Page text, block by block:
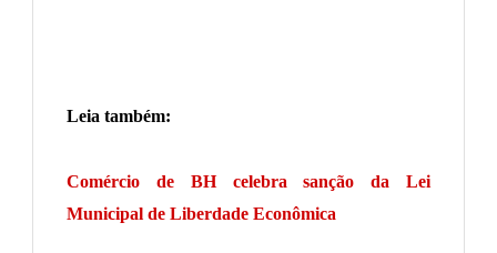
Leia também:
Comércio de BH celebra sanção da Lei
Municipal de Liberdade Econômica